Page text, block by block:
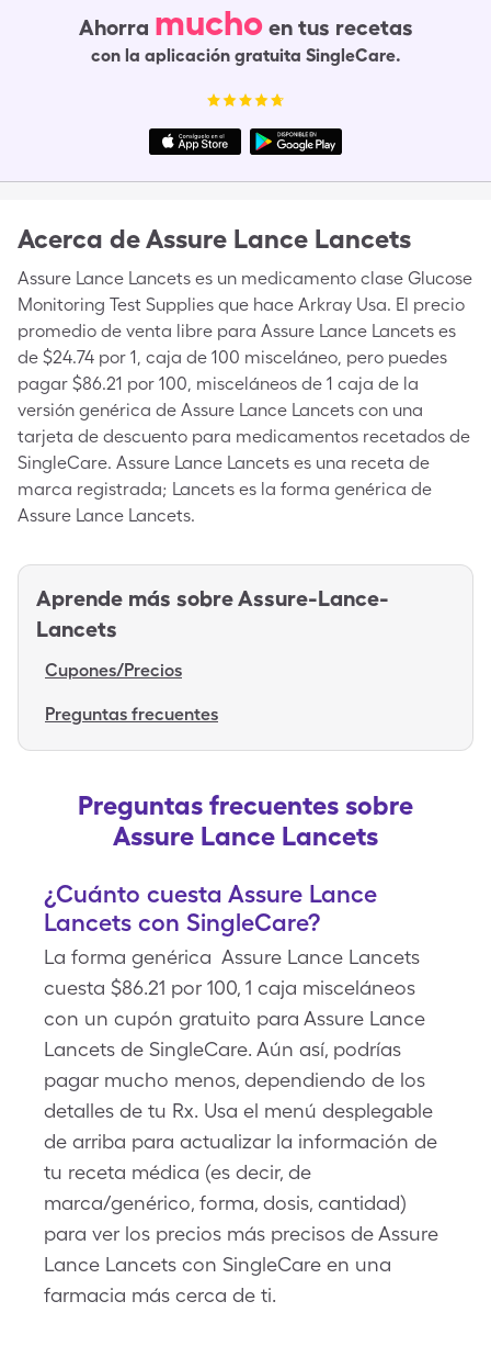
Ahorra mucho en tus recetas
con la aplicación gratuita SingleCare.
Acerca deAssure Lance Lancets
Assure Lance Lancets es un medicamento clase Glucose
Monitoring Test Supplies que hace Arkray Usa. El precio
promedio de venta libre para Assure Lance Lancets es
de $24.74 por 1, caja de 100 misceláneo, pero puedes
pagar $86.21 por 100, misceláneos de 1 caja de la
versión genérica de Assure Lance Lancets con una
tarjeta de descuento para medicamentos recetados de
SingleCare. Assure Lance Lancets es una receta de
marca registrada; Lancets es la forma genérica de
Assure Lance Lancets.
Aprende más sobreAssure-Lance-
Lancets
Cupones/Precios
Preguntas frecuentes
Preguntas frecuentes sobre
Assure Lance Lancets
¿Cuánto cuesta Assure Lance
Lancets con SingleCare?
La forma genérica Assure Lance Lancets
cuesta $86.21 por 100, 1 caja misceláneos
con un cupón gratuito para Assure Lance
Lancets de SingleCare. Aún así, podrías
pagar mucho menos, dependiendo de los
detalles de tu Rx. Usa el menú desplegable
de arriba para actualizar la información de
tu receta médica (es decir, de
marca/genérico, forma, dosis, cantidad)
para ver los precios más precisos de Assure
Lance Lancets con SingleCare en una
farmacia más cerca de ti.